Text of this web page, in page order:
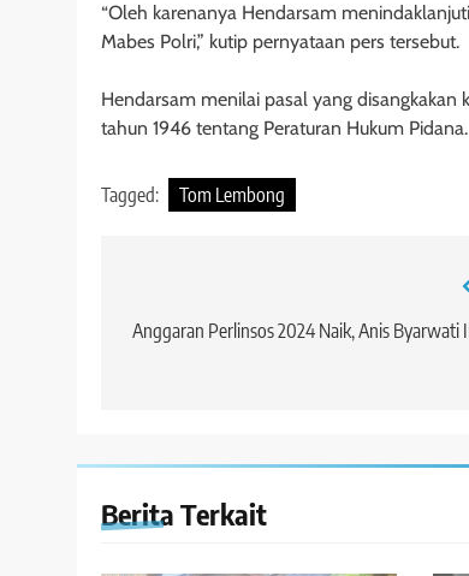
“Oleh karenanya Hendarsam
Mabes Polri,” kutip pernyataan pers tersebut.
Hendarsam menilai pasal yang disangkakan
tahun 1946 tentang Peraturan Hukum Pidana.
Tagged: Tom Lembong
pos
Anggaran Perlinsos 2024 Naik, Anis Byarwati
Berita Terkait